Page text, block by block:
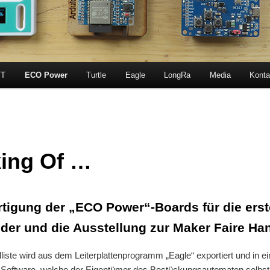
ECO Power Turtle Eagle LongRa Media
Of …
der „ECO Power“-Boards für die
und die Ausstellung zur Maker Faire
wird aus dem Leiterplattenprogramm „Eagle“ exportiert und in